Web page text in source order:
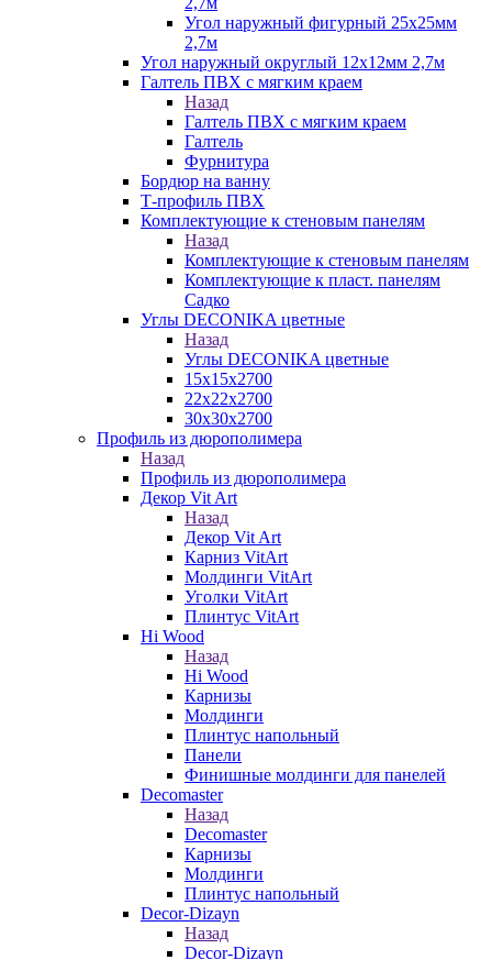
Угол наружный фигурный 25х25мм
2,7м
Угол наружный округлый 12х12мм 2,7м
Галтель ПВХ с мягким краем
Назад
Галтель ПВХ с мягким краем
Галтель
Фурнитура
Бордюр на ванну
Т-профиль ПВХ
Комплектующие к стеновым панелям
Назад
Комплектующие к стеновым панелям
Комплектующие к пласт. панелям
Садко
Углы DECONIKA цветные
Назад
Углы DECONIKA цветные
15х15х2700
22х22х2700
30х30х2700
Профиль из дюрополимера
Назад
Профиль из дюрополимера
Декор Vit Art
Назад
Декор Vit Art
Карниз VitArt
Молдинги VitArt
Уголки VitArt
Плинтус VitArt
Hi Wood
Назад
Hi Wood
Карнизы
Молдинги
Плинтус напольный
Панели
Финишные молдинги для панелей
Decomaster
Назад
Decomaster
Карнизы
Молдинги
Плинтус напольный
Decor-Dizayn
Назад
Decor-Dizayn